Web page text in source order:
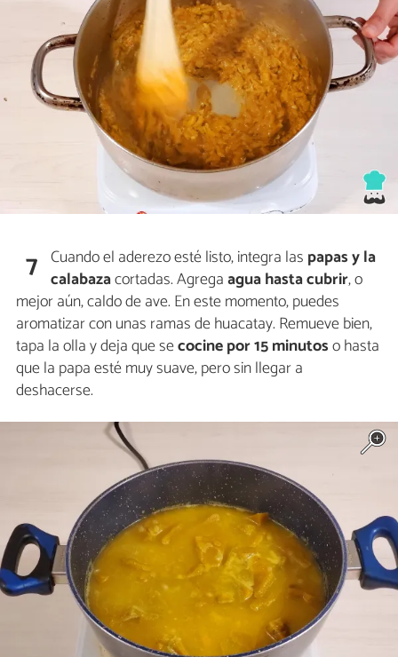
7 Cuando el aderezo esté listo, integra las papas y la
calabazacortadas. Agregaagua hasta cubrir, o
mejor aún, caldo de ave. En este momento, puedes
aromatizar con unas ramas de huacatay. Remueve bien,
tapa la olla y deja que secocine por 15 minutoso hasta
que la papa esté muy suave, pero sin llegar a
deshacerse.